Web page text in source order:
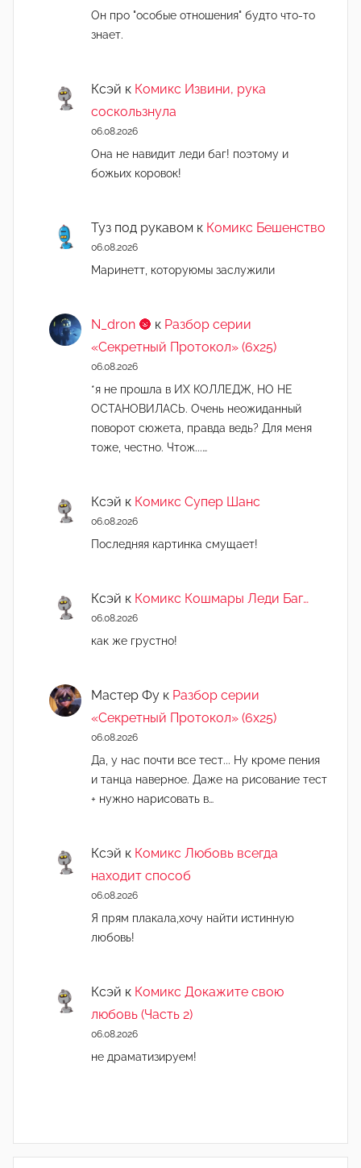
Он про "особые отношения" будто что-то
знает.
Ксэй к Комикс Извини, рука
соскользнула
06.08.2026
Она не навидит леди баг! поэтому и
божьих коровок!
Туз под рукавом к Комикс Бешенство
06.08.2026
Маринетт, которуюмы заслужили
N_dron 🌚 к Разбор серии
«Секретный Протокол» (6х25)
06.08.2026
*я не прошла в ИХ КОЛЛЕДЖ, НО НЕ
ОСТАНОВИЛАСЬ. Очень неожиданный
поворот сюжета, правда ведь? Для меня
тоже, честно. Чтож...…
Ксэй к Комикс Супер Шанс
06.08.2026
Последняя картинка смущает!
Ксэй к Комикс Кошмары Леди Баг…
06.08.2026
как же грустно!
Мастер Фу к Разбор серии
«Секретный Протокол» (6х25)
06.08.2026
Да, у нас почти все тест... Ну кроме пения
и танца наверное. Даже на рисование тест
+ нужно нарисовать в…
Ксэй к Комикс Любовь всегда
находит способ
06.08.2026
Я прям плакала,хочу найти истинную
любовь!
Ксэй к Комикс Докажите свою
любовь (Часть 2)
06.08.2026
не драматизируем!